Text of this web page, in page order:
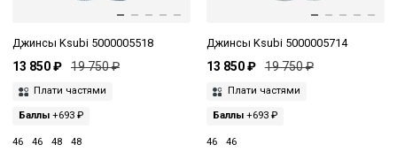
Джинсы Ksubi 5000005518
13 850 ₽ 19 750 ₽
Плати частями
Баллы +693 ₽
46 46 48 48
Джинсы Ksubi 5000005714
13 850 ₽ 19 750 ₽
Плати частями
Баллы+693 ₽
46 46